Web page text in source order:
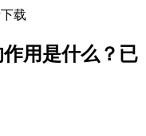
载
用是什么？已